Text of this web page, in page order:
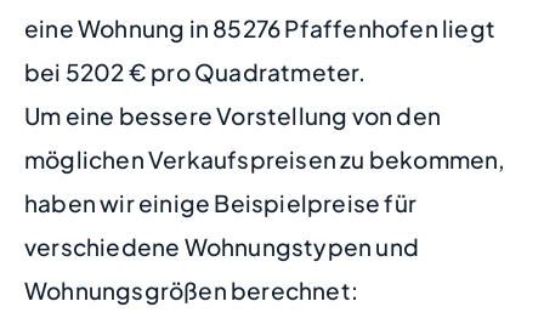
eine Wohnung in 85276 Pfaffenhofen liegt
bei 5202 € pro Quadratmeter.
Um eine bessere Vorstellung von den
möglichen Verkaufspreisen zu bekommen,
haben wir einige Beispielpreise für
verschiedene Wohnungstypen und
Wohnungsgrößen berechnet: